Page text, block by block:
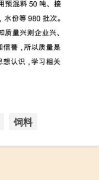
饲料